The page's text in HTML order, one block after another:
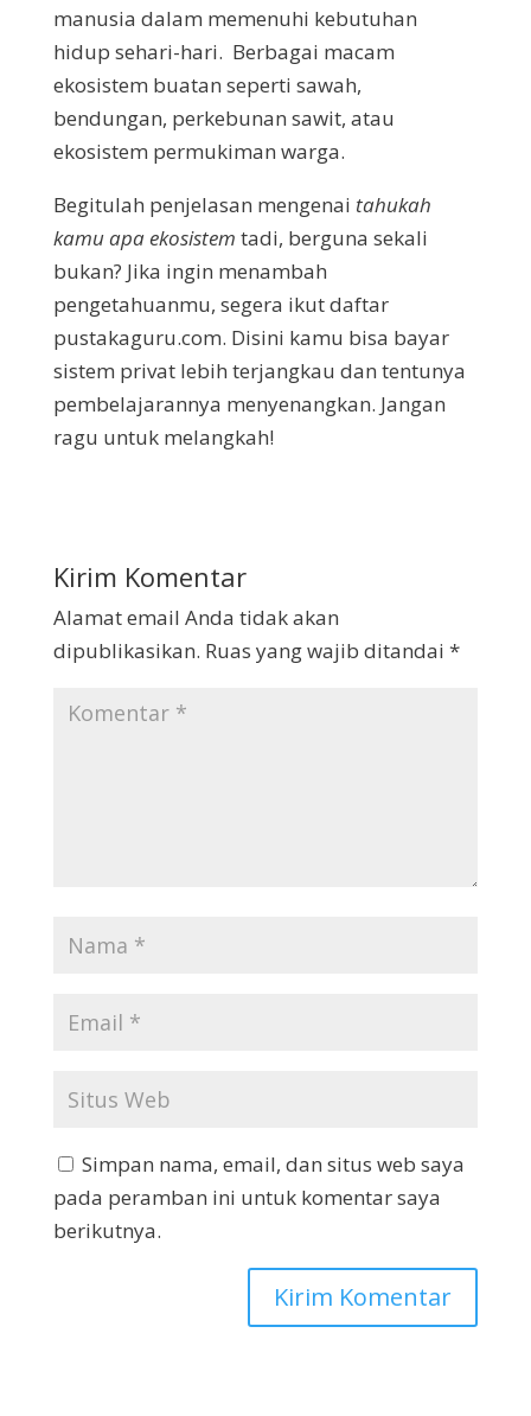
manusia dalam memenuhi kebutuhan
hidup sehari-hari. Berbagai macam
ekosistem buatan seperti sawah,
bendungan, perkebunan sawit, atau
ekosistem permukiman warga.
Begitulah penjelasan mengenai tahukah
kamu apa ekosistem tadi, berguna sekali
bukan? Jika ingin menambah
pengetahuanmu, segera ikut daftar
pustakaguru.com. Disini kamu bisa bayar
sistem privat lebih terjangkau dan tentunya
pembelajarannya menyenangkan. Jangan
ragu untuk melangkah!
Kirim Komentar
Alamat email Anda tidak akan
dipublikasikan. Ruas yang wajib ditandai *
Simpan nama, email, dan situs web saya
pada peramban ini untuk komentar saya
berikutnya.